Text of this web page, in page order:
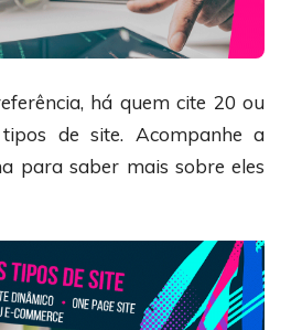
há quem cite 20 ou
de site. Acompanhe a
para saber mais sobre eles